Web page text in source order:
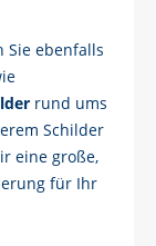
Sie ebenfalls
rund ums
Schilder
eine große,
für Ihr